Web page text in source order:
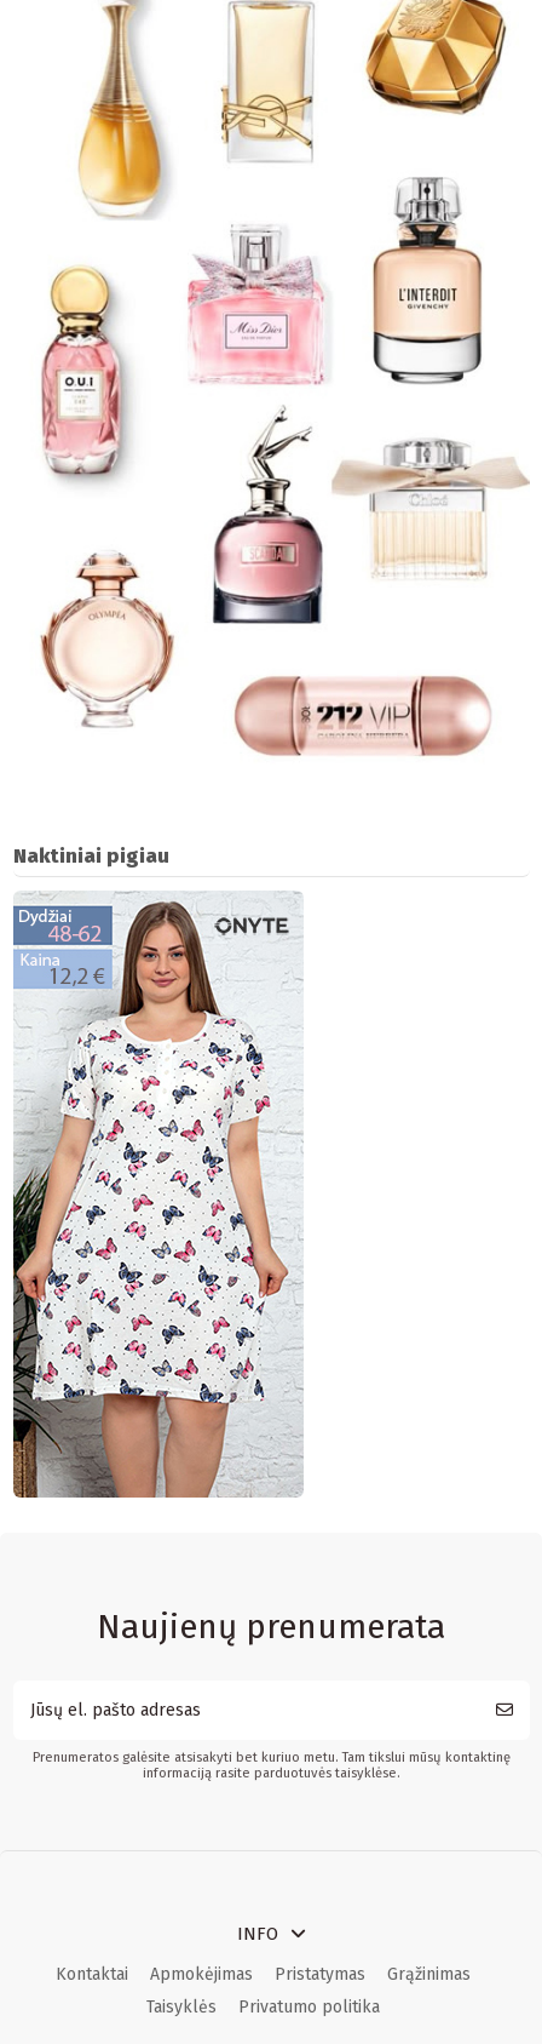
Naktiniai pigiau
Naujienų prenumerata
Prenumeratos galėsite atsisakyti bet kuriuo metu. Tam tikslui mūsų kontaktinę
informaciją rasite parduotuvės taisyklėse.
INFO
Kontaktai Apmokėjimas Pristatymas
Grąžinimas
Taisyklės
Privatumo politika